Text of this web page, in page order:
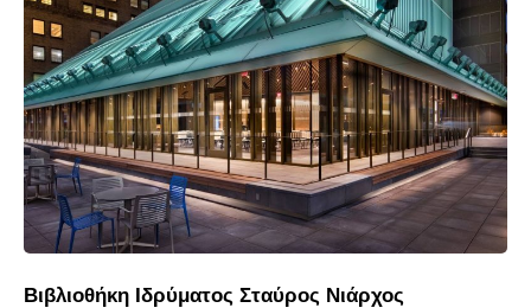
Βιβλιοθήκη Ιδρύματος Σταύρος Νιάρχος